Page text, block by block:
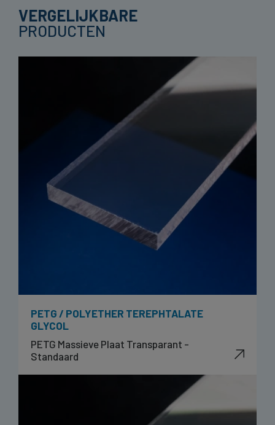
VERGELIJKBARE
PRODUCTEN
PETG / POLYETHER TEREPHTALATE
GLYCOL
PETG Massieve Plaat Transparant -
Standaard